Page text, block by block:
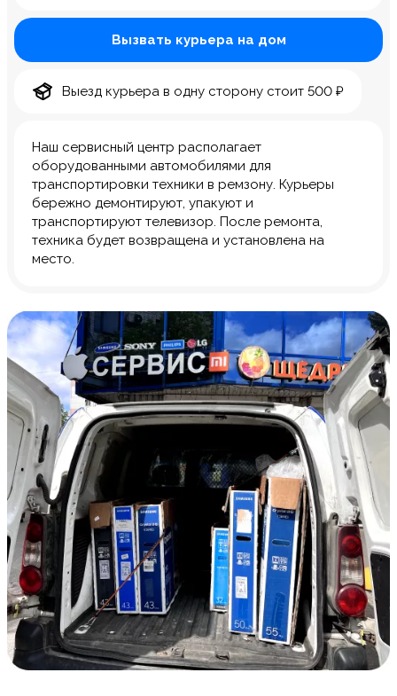
Наш сервисный центр располагает
оборудованными автомобилями для
транспортировки техники в ремзону. Курьеры
бережно демонтируют, упакуют и
транспортируют телевизор. После ремонта,
техника будет возвращена и установлена на
место.
Вызвать курьера на дом
Выезд курьера в одну сторону стоит 500 ₽